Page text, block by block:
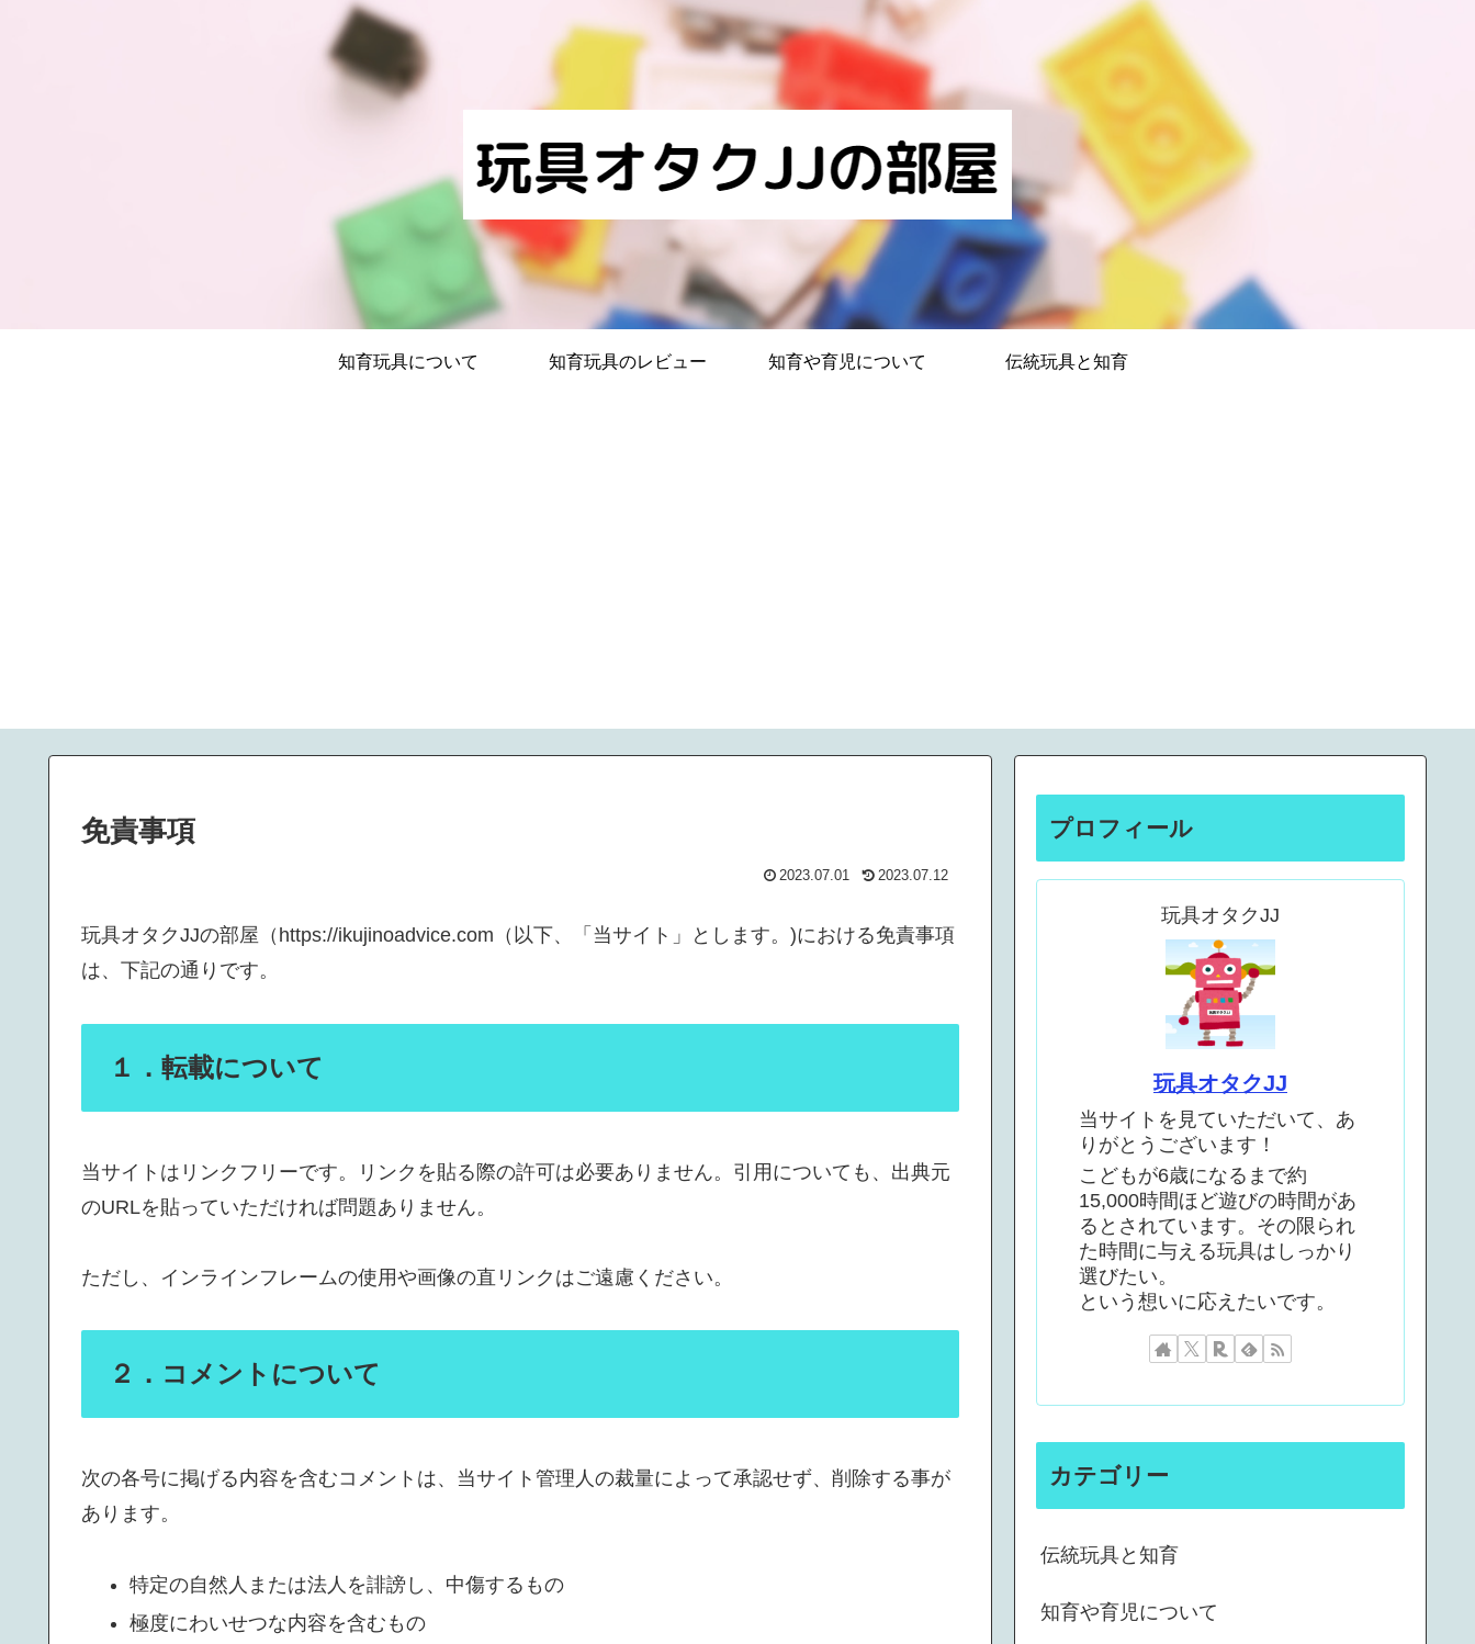
知育玩具について 知育玩具のレビュー 知育や育児について 伝統玩具と知育
免責事項
2023.07.01 2023.07.12
玩具オタクJJの部屋（https://ikujinoadvice.com（以下、「当サイト」とします。)における免責事項
は、下記の通りです。
１．転載について
当サイトはリンクフリーです。リンクを貼る際の許可は必要ありません。引用についても、出典元
のURLを貼っていただければ問題ありません。
ただし、インラインフレームの使用や画像の直リンクはご遠慮ください。
２．コメントについて
次の各号に掲げる内容を含むコメントは、当サイト管理人の裁量によって承認せず、削除する事が
あります。
特定の自然人または法人を誹謗し、中傷するもの
極度にわいせつな内容を含むもの
プロフィール
玩具オタクJJ
玩具オタクJJ
当サイトを見ていただいて、あ
りがとうございます！
こどもが6歳になるまで約
15,000時間ほど遊びの時間があ
るとされています。その限られ
た時間に与える玩具はしっかり
選びたい。
という想いに応えたいです。
カテゴリー
伝統玩具と知育
知育や育児について